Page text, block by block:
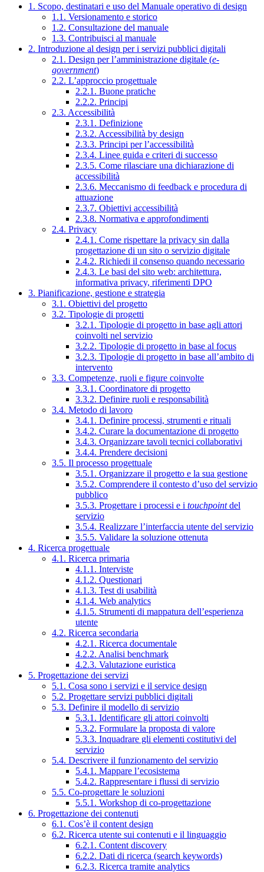
1. Scopo, destinatari e uso del Manuale operativo di design
1.1. Versionamento e storico
1.2. Consultazione del manuale
1.3. Contribuisci al manuale
2. Introduzione al design per i servizi pubblici digitali
2.1. Design per l’amministrazione digitale (e-
government)
2.2. L’approccio progettuale
2.2.1. Buone pratiche
2.2.2. Principi
2.3. Accessibilità
2.3.1. Definizione
2.3.2. Accessibilità by design
2.3.3. Principi per l’accessibilità
2.3.4. Linee guida e criteri di successo
2.3.5. Come rilasciare una dichiarazione di
accessibilità
2.3.6. Meccanismo di feedback e procedura di
attuazione
2.3.7. Obiettivi accessibilità
2.3.8. Normativa e approfondimenti
2.4. Privacy
2.4.1. Come rispettare la privacy sin dalla
progettazione di un sito o servizio digitale
2.4.2. Richiedi il consenso quando necessario
2.4.3. Le basi del sito web: architettura,
informativa privacy, riferimenti DPO
3. Pianificazione, gestione e strategia
3.1. Obiettivi del progetto
3.2. Tipologie di progetti
3.2.1. Tipologie di progetto in base agli attori
coinvolti nel servizio
3.2.2. Tipologie di progetto in base al focus
3.2.3. Tipologie di progetto in base all’ambito di
intervento
3.3. Competenze, ruoli e figure coinvolte
3.3.1. Coordinatore di progetto
3.3.2. Definire ruoli e responsabilità
3.4. Metodo di lavoro
3.4.1. Definire processi, strumenti e rituali
3.4.2. Curare la documentazione di progetto
3.4.3. Organizzare tavoli tecnici collaborativi
3.4.4. Prendere decisioni
3.5. Il processo progettuale
3.5.1. Organizzare il progetto e la sua gestione
3.5.2. Comprendere il contesto d’uso del servizio
pubblico
3.5.3. Progettare i processi e i touchpointdel
servizio
3.5.4. Realizzare l’interfaccia utente del servizio
3.5.5. Validare la soluzione ottenuta
4. Ricerca progettuale
4.1. Ricerca primaria
4.1.1. Interviste
4.1.2. Questionari
4.1.3. Test di usabilità
4.1.4. Web analytics
4.1.5. Strumenti di mappatura dell’esperienza
utente
4.2. Ricerca secondaria
4.2.1. Ricerca documentale
4.2.2. Analisi benchmark
4.2.3. Valutazione euristica
5. Progettazione dei servizi
5.1. Cosa sono i servizi e il service design
5.2. Progettare servizi pubblici digitali
5.3. Definire il modello di servizio
5.3.1. Identificare gli attori coinvolti
5.3.2. Formulare la proposta di valore
5.3.3. Inquadrare gli elementi costitutivi del
servizio
5.4. Descrivere il funzionamento del servizio
5.4.1. Mappare l’ecosistema
5.4.2. Rappresentare i flussi di servizio
5.5. Co-progettare le soluzioni
5.5.1. Workshop di co-progettazione
6. Progettazione dei contenuti
6.1. Cos’è il content design
6.2. Ricerca utente sui contenuti e il linguaggio
6.2.1. Content discovery
6.2.2. Dati di ricerca (search keywords)
6.2.3. Ricerca tramite analytics